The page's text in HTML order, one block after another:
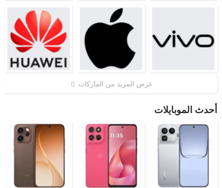
عرض المزيد من الماركات
أحدث الموبايلات